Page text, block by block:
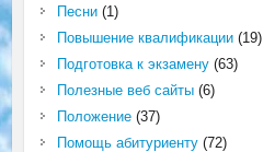
Песни(1)
Повышение квалификации(19)
Подготовка к экзамену(63)
Полезные веб сайты(6)
Положение(37)
Помощь абитуриенту(72)